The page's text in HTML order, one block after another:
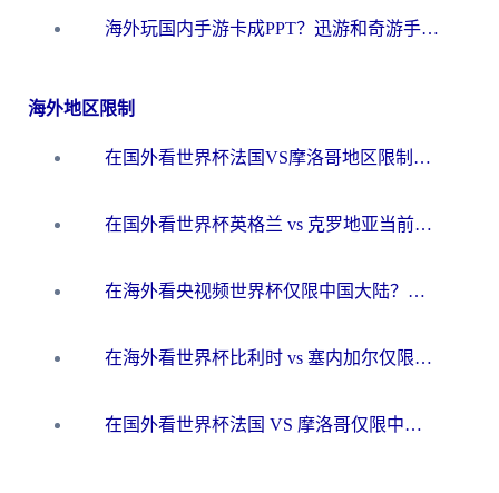
海外玩国内手游卡成PPT？迅游和奇游手游哪个好？一篇讲透回国加速器怎么选
海外地区限制
在国外看世界杯法国VS摩洛哥地区限制？这篇指南让你流畅看中文解说无压力
在国外看世界杯英格兰 vs 克罗地亚当前地区不可播放？这篇指南帮你搞定所有海外观赛难题
在海外看央视频世界杯仅限中国大陆？这篇指南帮你解锁中文解说+无卡顿直播
在海外看世界杯比利时 vs 塞内加尔仅限中国大陆？我找到了最流畅的中文解说之路
在国外看世界杯法国 VS 摩洛哥仅限中国大陆？海外党这样看中文解说赛事不卡顿